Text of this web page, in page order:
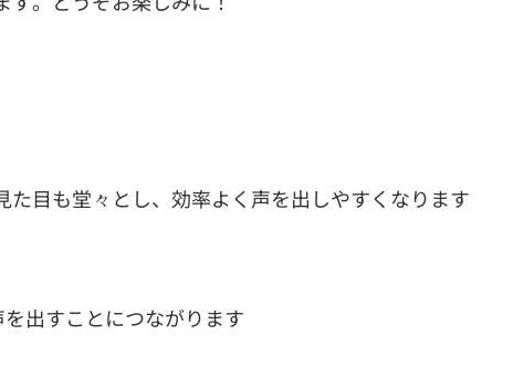
た目も堂々とし、効率よく声を出しやすくなります
出すことにつながります